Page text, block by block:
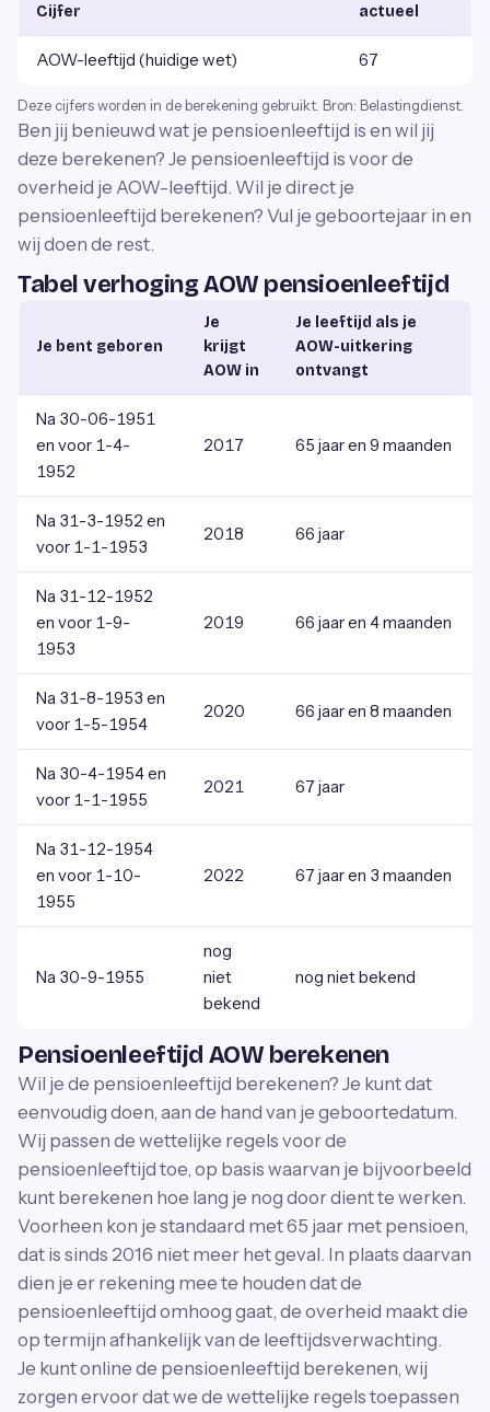
Cijfer actueel
AOW-leeftijd (huidige wet) 67
Deze cijfers worden in de berekening gebruikt. Bron: Belastingdienst.
Ben jij benieuwd wat je pensioenleeftijd is en wil jij
deze berekenen? Je pensioenleeftijd is voor de
overheid je AOW-leeftijd. Wil je direct je
pensioenleeftijd berekenen? Vul je geboortejaar in en
wij doen de rest.
Tabel verhoging AOW pensioenleeftijd
Je bent geboren
Je
krijgt
AOW in
Je leeftijd als je
AOW-uitkering
ontvangt
Na 30-06-1951
en voor 1-4-
1952
2017 65 jaar en 9 maanden
Na 31-3-1952 en
voor 1-1-1953
2018 66 jaar
Na 31-12-1952
en voor 1-9-
1953
2019 66 jaar en 4 maanden
Na 31-8-1953 en
voor 1-5-1954
2020 66 jaar en 8 maanden
Na 30-4-1954 en
voor 1-1-1955
2021 67 jaar
Na 31-12-1954
en voor 1-10-
1955
2022 67 jaar en 3 maanden
Na 30-9-1955
nog
niet
bekend
nog niet bekend
Pensioenleeftijd AOW berekenen
Wil je de pensioenleeftijd berekenen? Je kunt dat
eenvoudig doen, aan de hand van je geboortedatum.
Wij passen de wettelijke regels voor de
pensioenleeftijd toe, op basis waarvan je bijvoorbeeld
kunt berekenen hoe lang je nog door dient te werken.
Voorheen kon je standaard met 65 jaar met pensioen,
dat is sinds 2016 niet meer het geval. In plaats daarvan
dien je er rekening mee te houden dat de
pensioenleeftijd omhoog gaat, de overheid maakt die
op termijn afhankelijk van de leeftijdsverwachting.
Je kunt online de pensioenleeftijd berekenen, wij
zorgen ervoor dat we de wettelijke regels toepassen